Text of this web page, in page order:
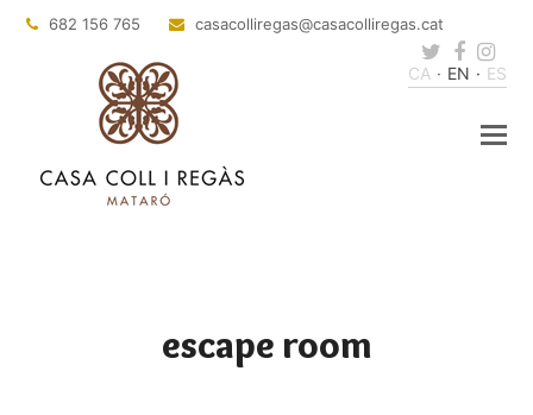
682 156 765 casacolliregas@casacolliregas.cat
Twitter
CA EN ES
escape room